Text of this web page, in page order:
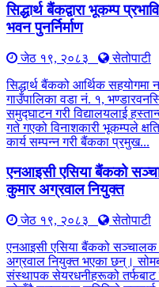
सिद्धार्थ बैंकद्वारा भूकम्प
भवन पुनर्निर्माण
जेठ १९, २०८३
सेतोपाटी
सिद्धार्थ बैंकको आर्थिक सहयोगमा
गाउँपालिका वडा नं. १,
समुद्घाटन गरी विद्यालयलाई
गते गएको विनाशकारी भूकम्पले
कार्य सम्पन्न गरी बैंकका प्रमुख...
एनआइसी एसिया बैंकको
कुमार अग्रवाल नियुक्त
जेठ १९, २०८३
सेतोपाटी
एनआइसी एसिया बैंकको सञ्चालक
अग्रवाल नियुक्त भएका छन्।
संस्थापक सेयरधनीहरूको तर्फबाट